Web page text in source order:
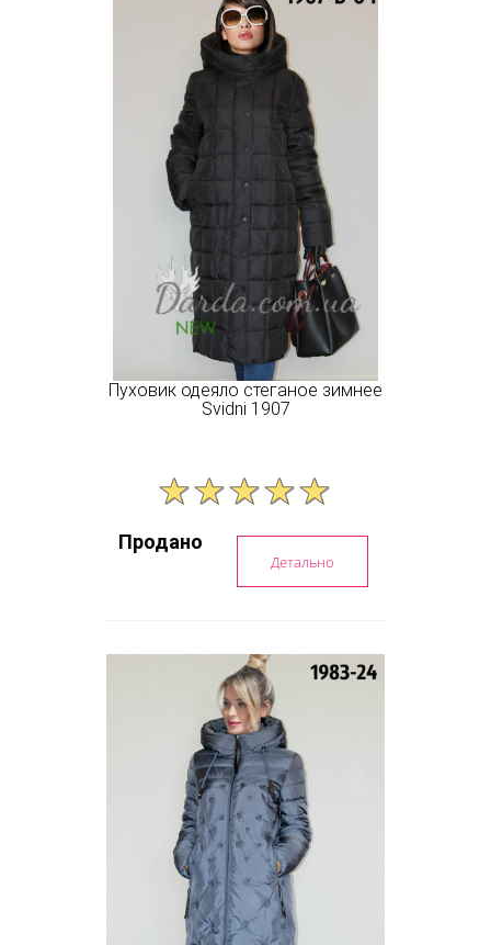
Пуховик одеяло стеганое зимнее
Svidni 1907
Продано
Детально